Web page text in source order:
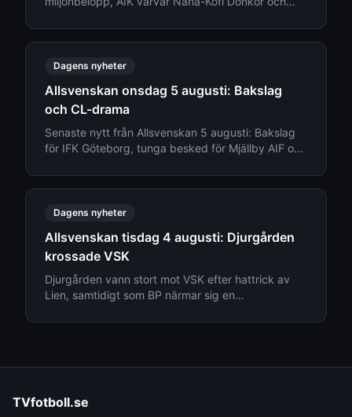
Dagens nyheter
Allsvenskan onsdag 5 augusti: Bakslag
och CL-drama
Senaste nytt från Allsvenskan 5 augusti: Bakslag
för IFK Göteborg, tunga besked för Mjällby AIF och
Dagens nyheter
Allsvenskan tisdag 4 augusti: Djurgården
krossade VSK
Djurgården vann stort mot VSK efter hattrick av
Lien, samtidigt som BP närmar sig en
Allsvenskan den 4 augusti.
TVfotboll.se